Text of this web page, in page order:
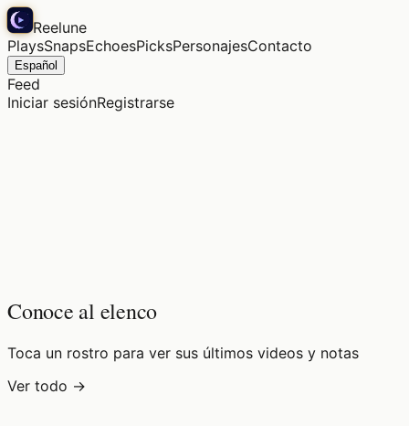
Reelune
PlaysSnapsEchoesPicksPersonajesContacto
Español
Feed
Iniciar sesiónRegistrarse
Conoce al elenco
Toca un rostro para ver sus últimos videos y notas
Ver todo →